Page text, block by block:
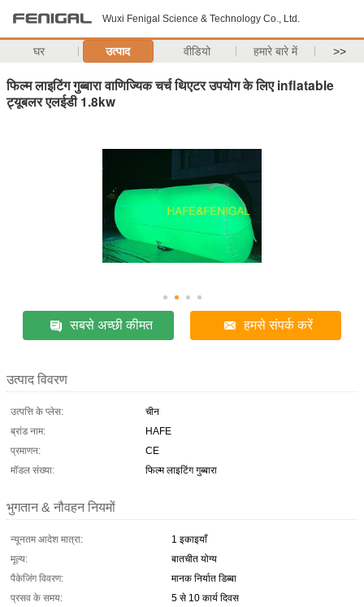
Wuxi Fenigal Science & Technology Co., Ltd.
घर उत्पाद वीडियो हमारे बारे में >>
फिल्म लाइटिंग गुब्बारा वाणिज्यिक चर्च थिएटर उपयोग के लिए inflatable
ट्यूबलर एलईडी 1.8kw
सबसे अच्छी कीमत हमसे संपर्क करें
उत्पाद विवरण
उत्पत्ति के प्लेस:
चीन
ब्रांड नाम:
HAFE
प्रमाणन:
CE
मॉडल संख्या:
फिल्म लाइटिंग गुब्बारा
भुगतान & नौवहन नियमों
न्यूनतम आदेश मात्रा:
1 इकाइयाँ
मूल्य:
बातचीत योग्य
पैकेजिंग विवरण:
मानक निर्यात डिब्बा
प्रसव के समय:
5 से 10 कार्य दिवस